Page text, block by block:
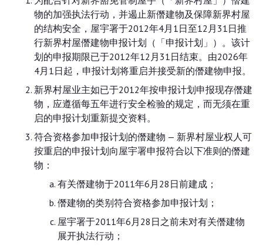
物的加强执法行动，并遏止新僭建物及保障新界村屋
的结构安全，屋宇署于2012年4月1日至12月31日推
行新界村屋僭建物申报计划（「申报计划」）。该计
划的申报期限已于2012年12月31日结束。由2026年
4月1日起，申报计划将重启并接受新的僭建物申报。
新界村屋业主如已于2012年按申报计划申报现存僭建
物，应遵循每五年进行安全检验的规定，而无须在重
启的申报计划重新提交资料。
符合资格参加申报计划的僭建物 — 新界村屋业权人可
按重启的申报计划向屋宇署申报符合以下准则的僭建
物：
有关僭建物于2011年6月28日前建成；
僭建物的类别符合资格参加申报计划；
屋宇署于2011年6月28日之前未对有关僭建物
展开执法行动；